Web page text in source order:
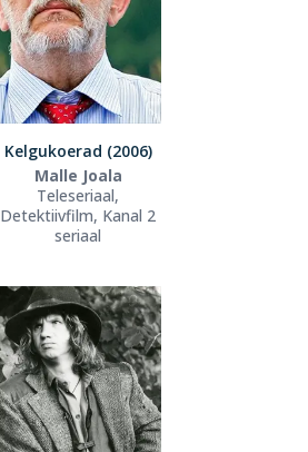
Kelgukoerad (2006)
Malle Joala
Teleseriaal,
Detektiivfilm, Kanal 2
seriaal